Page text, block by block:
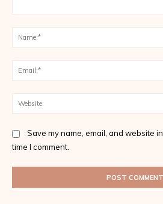
Save my name, email, and website
time I comment.